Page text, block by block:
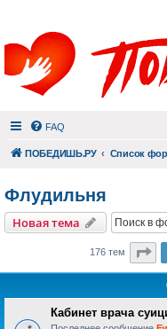
FAQ
ПОБЕДИШЬ.РУ Список
Флудильня
Новая тема
176 тем
Кабинет врача